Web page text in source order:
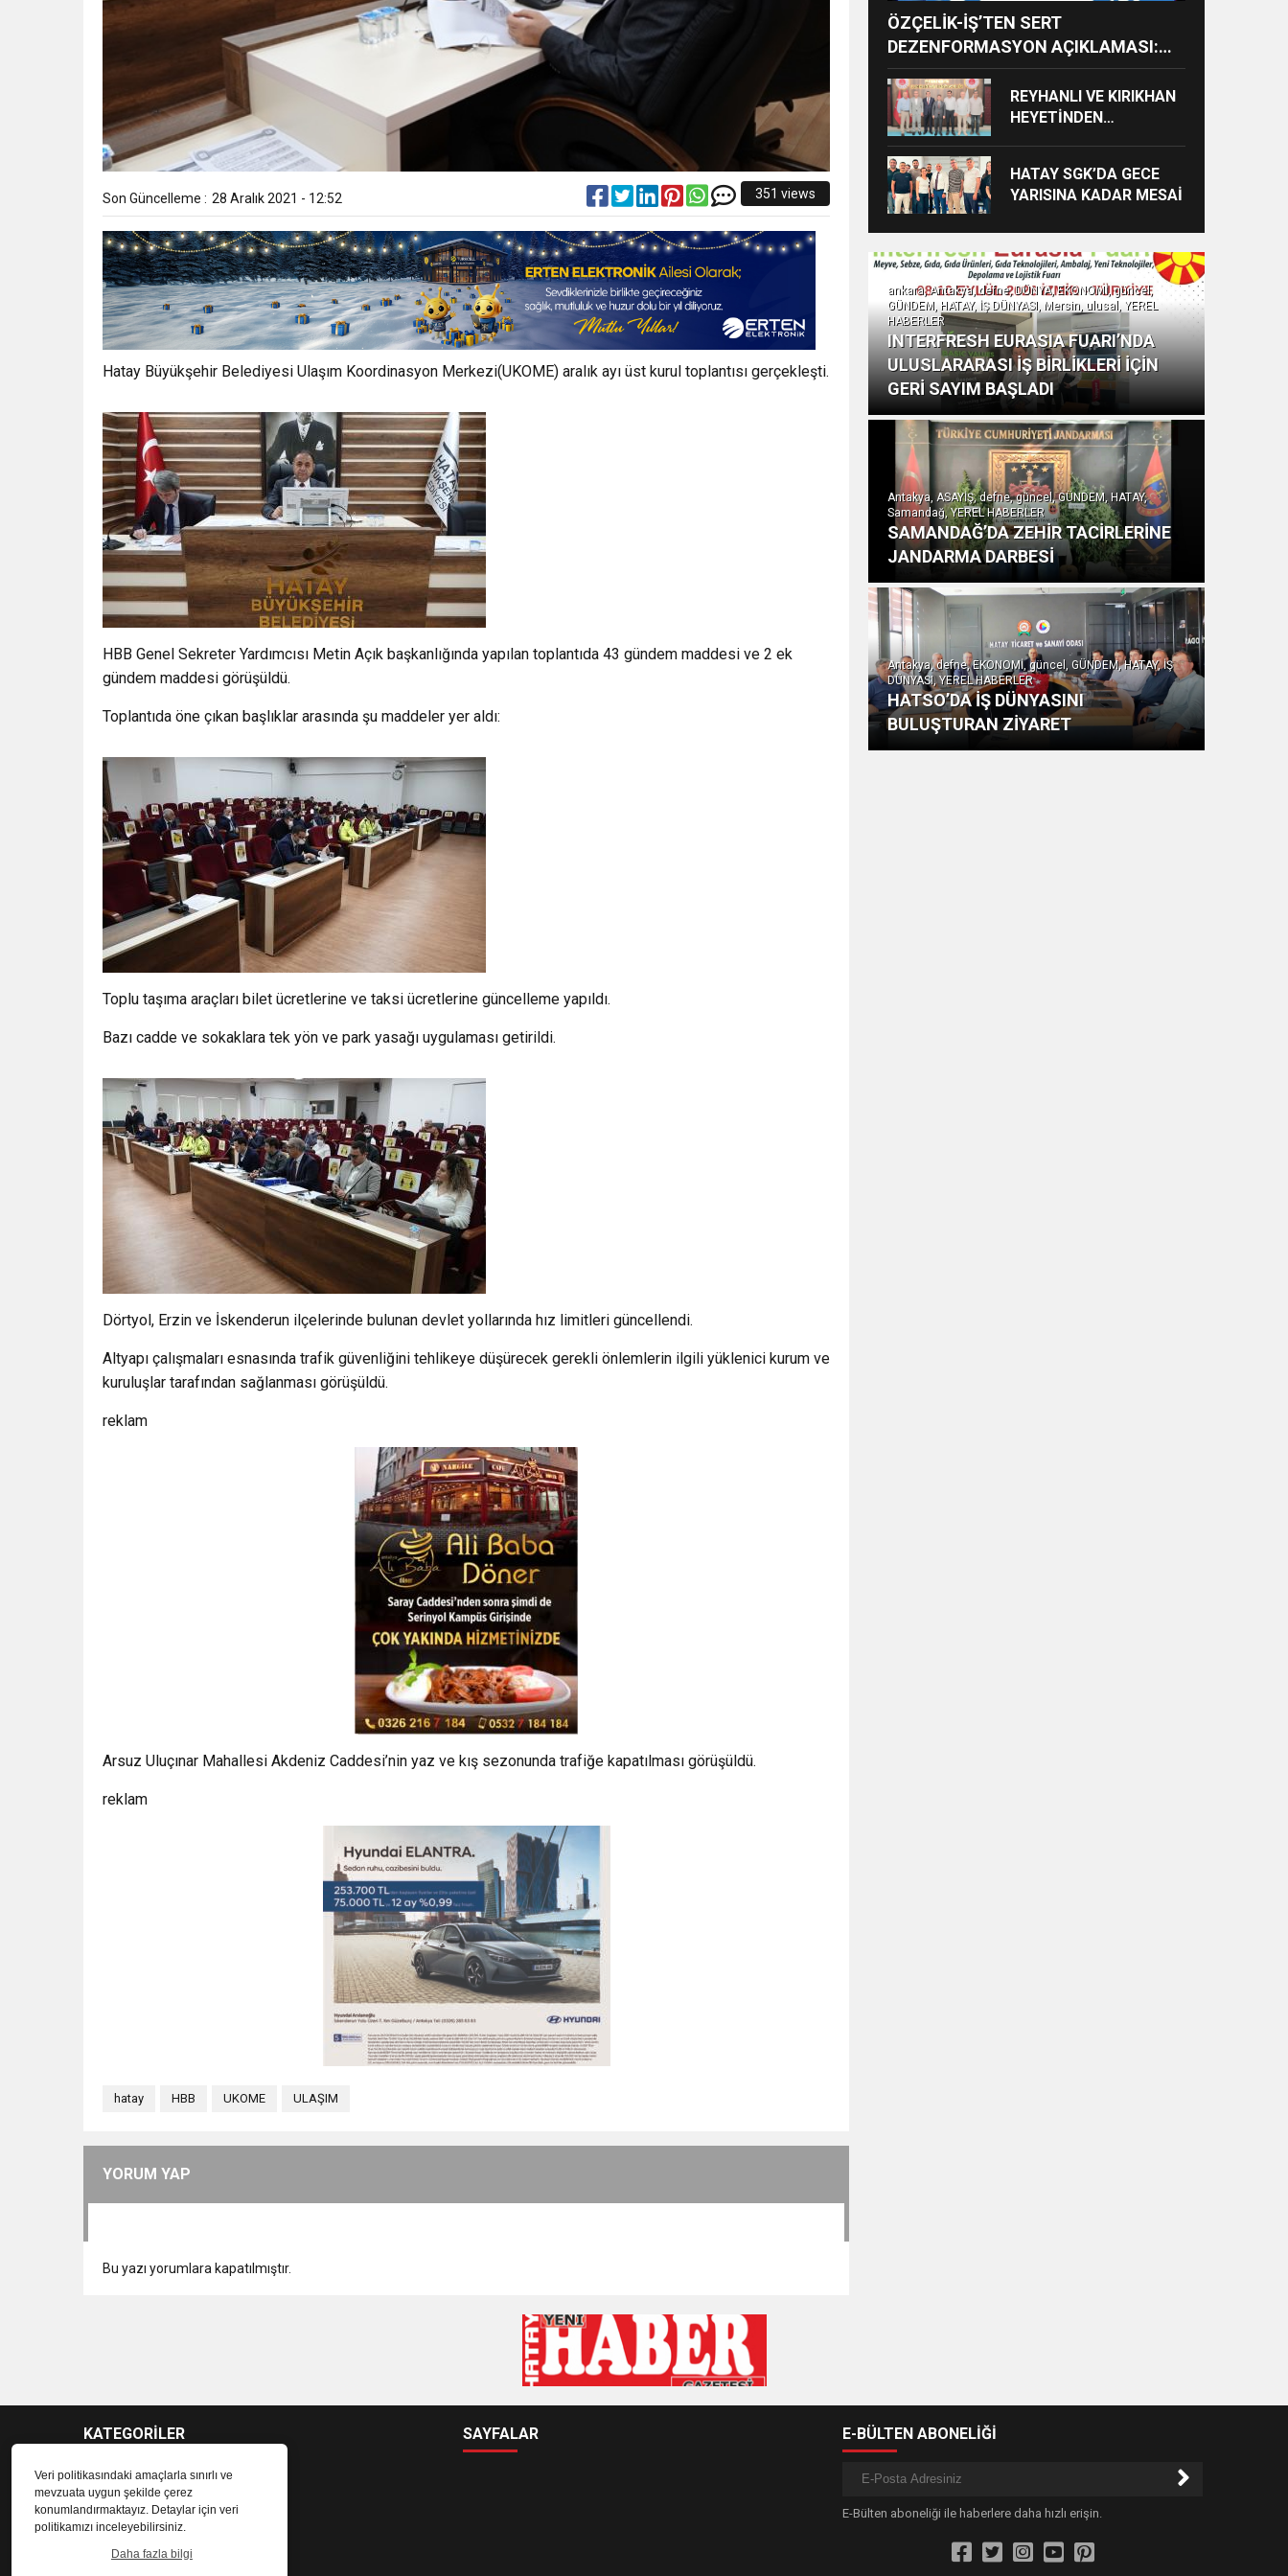
Veri politikasındaki amaçlarla sınırlı ve
mevzuata uygun şekilde çerez
konumlandırmaktayız. Detaylar için veri
politikamızı inceleyebilirsiniz.
Daha fazla bilgi
Son Güncelleme : 28 Aralık 2021 - 12:52 351 views
Hatay Büyükşehir Belediyesi Ulaşım Koordinasyon Merkezi(UKOME) aralık ayı üst kurul toplantısı gerçekleşti.
HBB Genel Sekreter Yardımcısı Metin Açık başkanlığında yapılan toplantıda 43 gündem maddesi ve 2 ek
gündem maddesi görüşüldü.
Toplantıda öne çıkan başlıklar arasında şu maddeler yer aldı:
Toplu taşıma araçları bilet ücretlerine ve taksi ücretlerine güncelleme yapıldı.
Bazı cadde ve sokaklara tek yön ve park yasağı uygulaması getirildi.
Dörtyol, Erzin ve İskenderun ilçelerinde bulunan devlet yollarında hız limitleri güncellendi.
Altyapı çalışmaları esnasında trafik güvenliğini tehlikeye düşürecek gerekli önlemlerin ilgili yüklenici kurum ve
kuruluşlar tarafından sağlanması görüşüldü.
reklam
Arsuz Uluçınar Mahallesi Akdeniz Caddesi’nin yaz ve kış sezonunda trafiğe kapatılması görüşüldü.
reklam
hatay HBB UKOME ULAŞIM
YORUM YAP
Bu yazı yorumlara kapatılmıştır.
ÖZÇELİK-İŞ’TEN SERT
DEZENFORMASYON AÇIKLAMASI:
“HUKUKİ VE CEZAİ SÜREÇ
BAŞLATILDI”
REYHANLI VE KIRIKHAN
HEYETİNDEN
BAŞSAVCILIĞINA
ZİYARET
HATAY SGK’DA GECE
YARISINA KADAR MESAİ
ankara, Antakya, defne, DÜNYA, EKONOMİ, güncel,
GÜNDEM, HATAY, İŞ DÜNYASI, Mersin, ulusal, YEREL
HABERLER
INTERFRESH EURASIA FUARI’NDA
ULUSLARARASI İŞ BİRLİKLERİ İÇİN
GERİ SAYIM BAŞLADI
Antakya, ASAYİŞ, defne, güncel, GÜNDEM, HATAY,
Samandağ, YEREL HABERLER
SAMANDAĞ’DA ZEHİR TACİRLERİNE
JANDARMA DARBESİ
Antakya, defne, EKONOMİ, güncel, GÜNDEM, HATAY, İŞ
DÜNYASI, YEREL HABERLER
HATSO’DA İŞ DÜNYASINI
BULUŞTURAN ZİYARET
KATEGORİLER SAYFALAR E-BÜLTEN ABONELİĞİ
E-Bülten aboneliği ile haberlere daha hızlı erişin.